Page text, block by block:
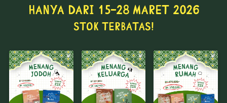
hanya dari 15-28 maret 2026
stok terbatas!